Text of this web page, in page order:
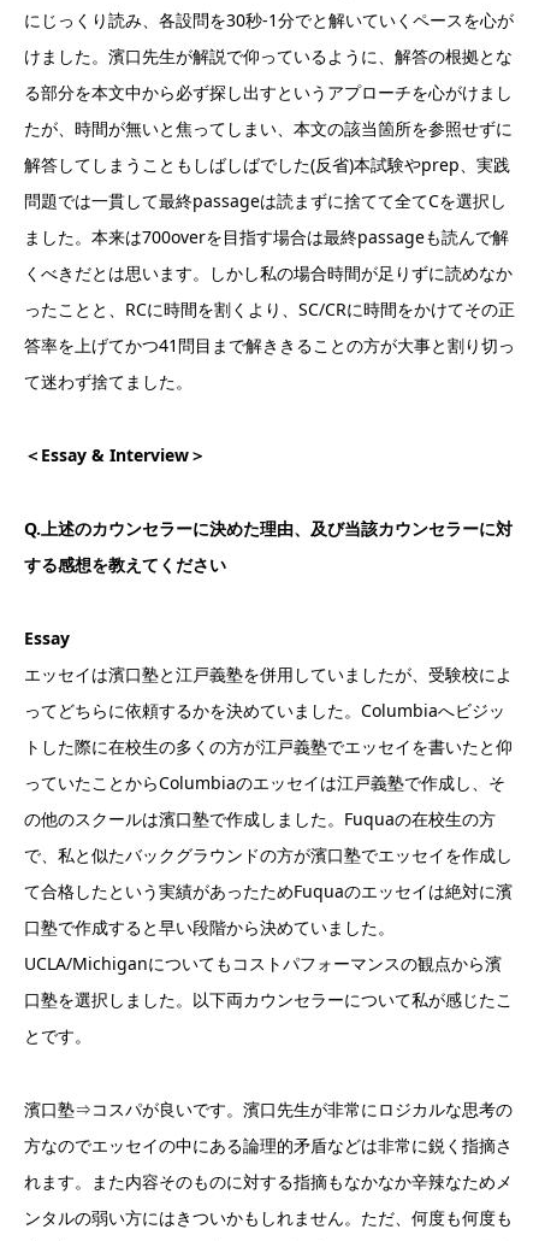
にじっくり読み、各設問を30秒-1分でと解いていくペースを心が
けました。濱口先生が解説で仰っているように、解答の根拠とな
る部分を本文中から必ず探し出すというアプローチを心がけまし
たが、時間が無いと焦ってしまい、本文の該当箇所を参照せずに
解答してしまうこともしばしばでした(反省)本試験やprep、実践
問題では一貫して最終passageは読まずに捨てて全てCを選択し
ました。本来は700overを目指す場合は最終passageも読んで解
くべきだとは思います。しかし私の場合時間が足りずに読めなか
ったことと、RCに時間を割くより、SC/CRに時間をかけてその正
答率を上げてかつ41問目まで解ききることの方が大事と割り切っ
て迷わず捨てました。
＜Essay & Interview＞
Q.上述のカウンセラーに決めた理由、及び当該カウンセラーに対
する感想を教えてください
Essay
エッセイは濱口塾と江戸義塾を併用していましたが、受験校によ
ってどちらに依頼するかを決めていました。Columbiaへビジッ
トした際に在校生の多くの方が江戸義塾でエッセイを書いたと仰
っていたことからColumbiaのエッセイは江戸義塾で作成し、そ
の他のスクールは濱口塾で作成しました。Fuquaの在校生の方
で、私と似たバックグラウンドの方が濱口塾でエッセイを作成し
て合格したという実績があったためFuquaのエッセイは絶対に濱
口塾で作成すると早い段階から決めていました。
UCLA/Michiganについてもコストパフォーマンスの観点から濱
口塾を選択しました。以下両カウンセラーについて私が感じたこ
とです。
濱口塾⇒コスパが良いです。濱口先生が非常にロジカルな思考の
方なのでエッセイの中にある論理的矛盾などは非常に鋭く指摘さ
れます。また内容そのものに対する指摘もなかなか辛辣なためメ
ンタルの弱い方にはきついかもしれません。ただ、何度も何度も